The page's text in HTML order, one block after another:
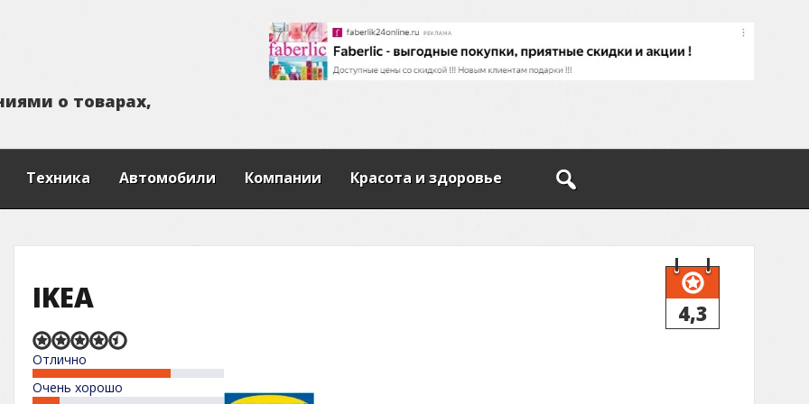
иями о товарах,
Техника Автомобили Компании Красота и здоровье
IKEA 4,3
Rated
4,3
out
of
Отлично
Очень хорошо